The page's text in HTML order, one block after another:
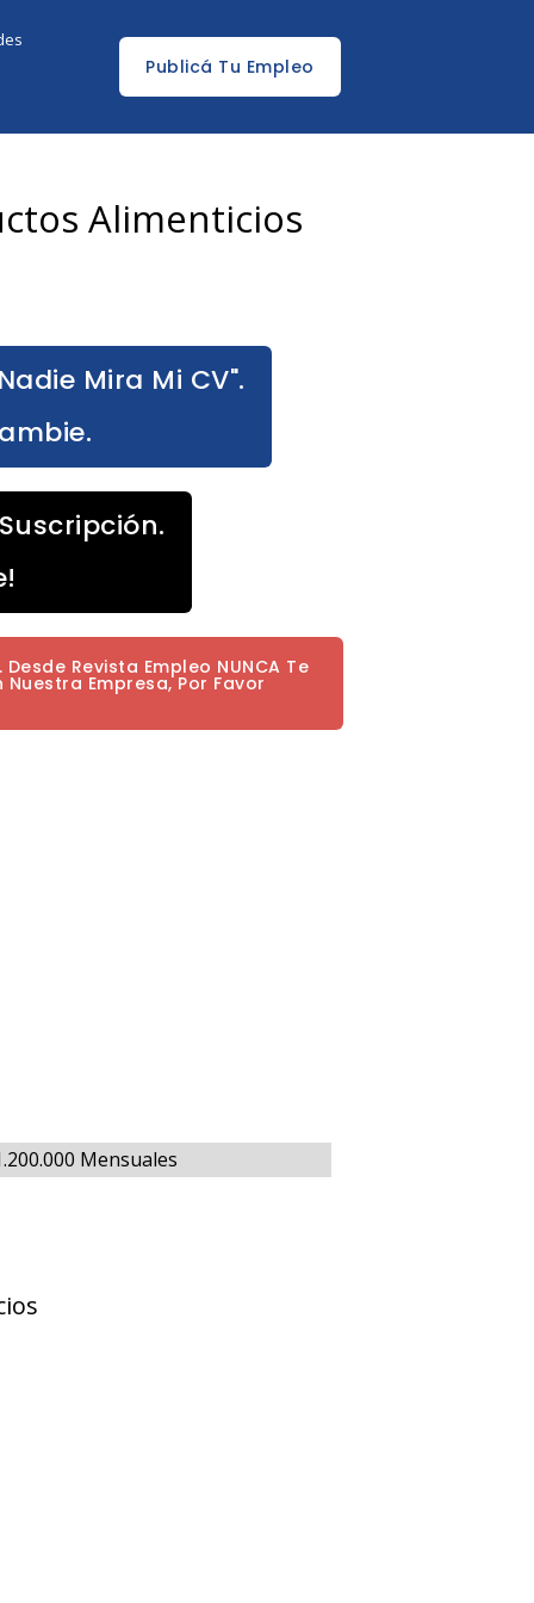
Publicá Tu Empleo
Alimenticios
Mira Mi CV".
Revista Empleo NUNCA Te
Empresa, Por Favor
Mensuales